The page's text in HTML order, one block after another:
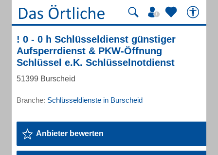
! 0 - 0 h Schlüsseldienst günstiger
Aufsperrdienst & PKW-Öffnung
Schlüssel e.K. Schlüsselnotdienst
51399 Burscheid
Branche: Schlüsseldienste in Burscheid
Anbieter bewerten